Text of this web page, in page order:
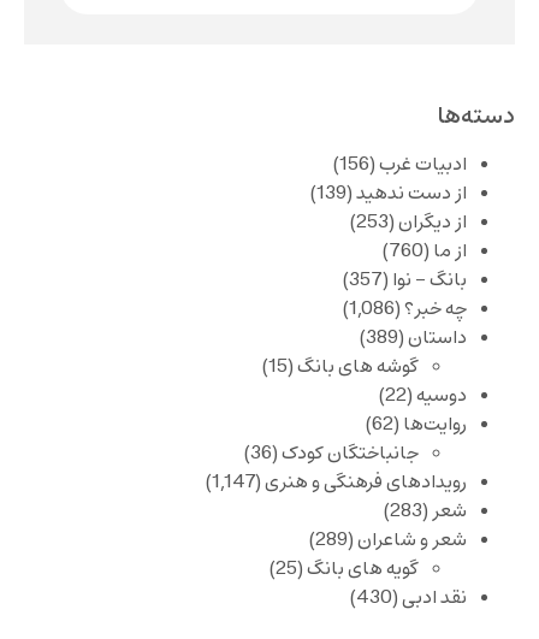
دسته‌ها
ادبیات غرب(156)
از دست ندهید(139)
از دیگران(253)
از ما (760)
بانگ – نوا (357)
چه خبر؟(1,086)
داستان(389)
گوشه های بانگ(15)
دوسیه(22)
روایت‌ها (62)
جانباختگان کودک(36)
رویدادهای فرهنگی و هنری(1,147)
شعر(283)
شعر و شاعران(289)
گویه های بانگ(25)
نقد ادبی(430)